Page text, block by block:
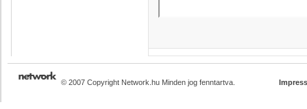
© 2007 Copyright Network.hu Minden jog fenntartva.